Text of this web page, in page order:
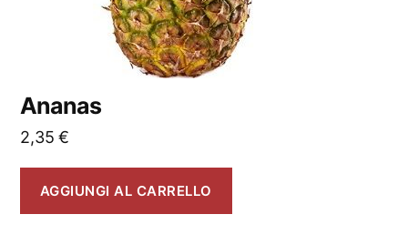
Ananas
2,35€
AGGIUNGI AL CARRELLO